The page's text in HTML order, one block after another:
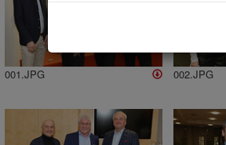
001.JPG 002.JPG